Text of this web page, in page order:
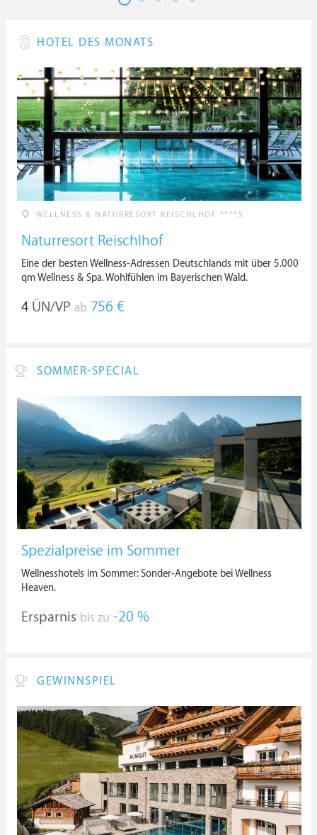
HOTEL DES MONATS
WELLNESS & NATURRESORT REISCHLHOF ****S
Naturresort Reischlhof
Eine der besten Wellness-Adressen Deutschlands mit über 5.000
qm Wellness & Spa. Wohlfühlen im Bayerischen Wald.
4 ÜN/VP ab 756 €
SOMMER-SPECIAL
Spezialpreise im Sommer
Wellnesshotels im Sommer: Sonder-Angebote bei Wellness
Heaven.
Ersparnis bis zu -20 %
GEWINNSPIEL